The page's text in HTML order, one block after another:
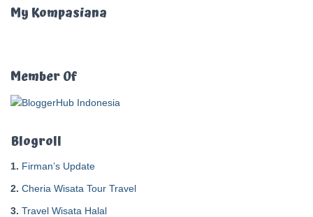
u
k
:
My Kompasiana
Member Of
Blogroll
1. Firman’s Update
2. Cheria Wisata Tour Travel
3. Travel Wisata Halal